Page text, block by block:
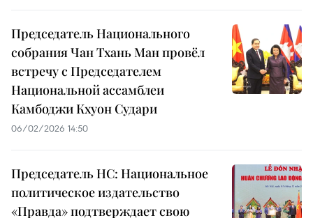
Председатель Национального
собрания Чан Тхань Ман провёл
встречу с Председателем
Национальной ассамблеи
Камбоджи Кхуон Судари
06/02/2026 14:50
Председатель НС: Национальное
политическое издательство
«Правда» подтверждает свою